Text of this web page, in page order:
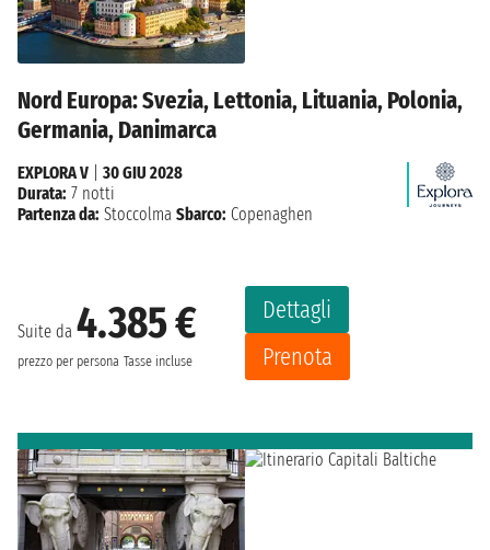
Nord Europa: Svezia, Lettonia, Lituania, Polonia,
Germania, Danimarca
Suite da 4.385 €
prezzo per persona Tasse incluse
Dettagli
Prenota
EXPLORA V
30 GIU 2028
Durata: 7 notti
Partenza da: Stoccolma Sbarco: Copenaghen